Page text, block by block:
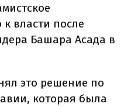
власти после
Башара Асада в
это решение по
которая была